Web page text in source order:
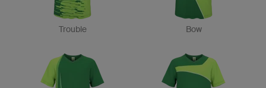
Trouble Bow